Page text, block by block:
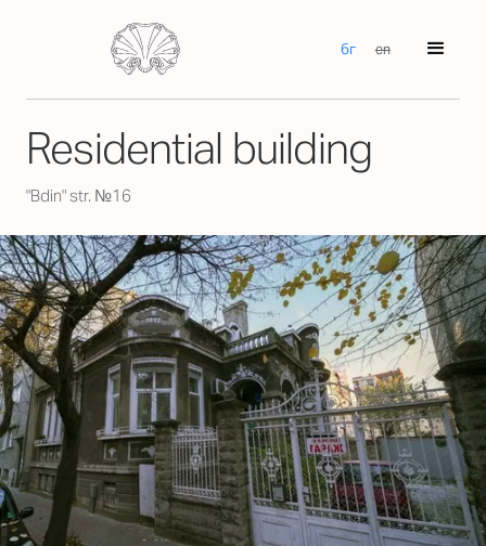
бг en
Residential building
"Bdin" str. №16